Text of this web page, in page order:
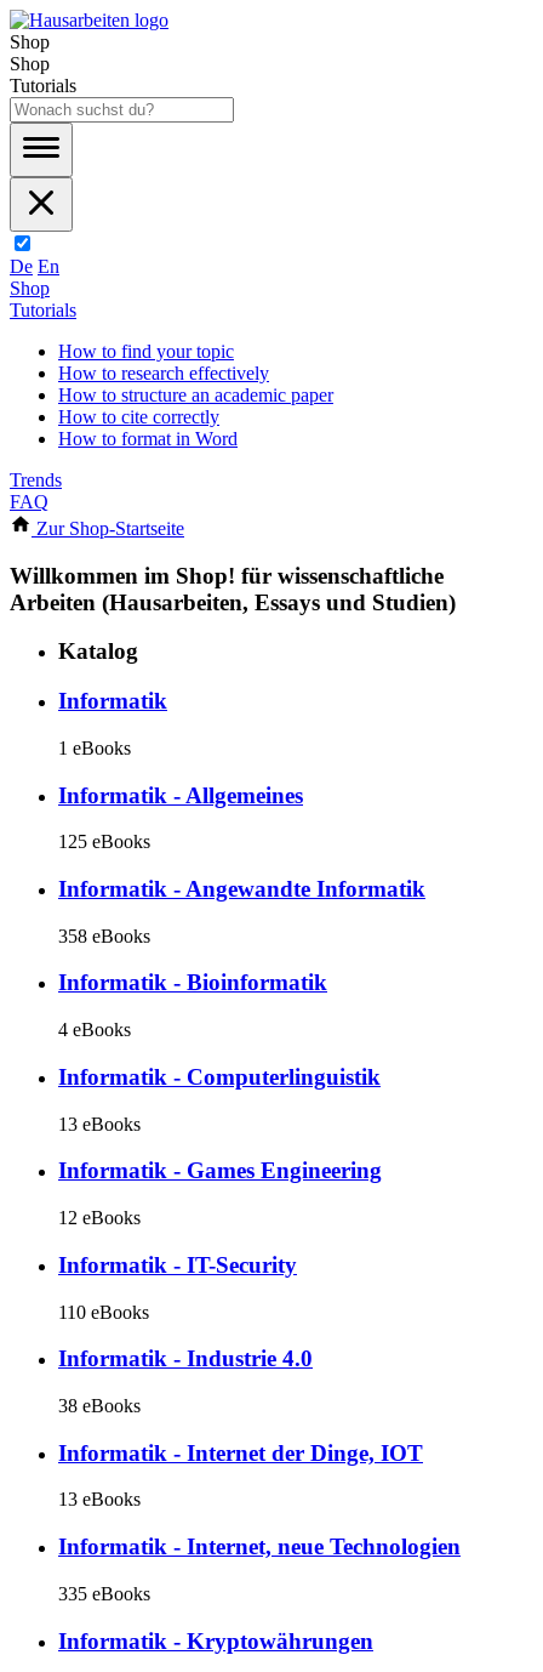
Shop
Shop
Tutorials
De En
Shop
Tutorials
How to find your topic
How to research effectively
How to structure an academic paper
How to cite correctly
How to format in Word
Trends
FAQ
Zur Shop-Startseite
Willkommen im Shop! für wissenschaftliche
Arbeiten (Hausarbeiten, Essays und Studien)
Katalog
Informatik
1 eBooks
Informatik - Allgemeines
125 eBooks
Informatik - Angewandte Informatik
358 eBooks
Informatik - Bioinformatik
4 eBooks
Informatik - Computerlinguistik
13 eBooks
Informatik - Games Engineering
12 eBooks
Informatik - IT-Security
110 eBooks
Informatik - Industrie 4.0
38 eBooks
Informatik - Internet der Dinge, IOT
13 eBooks
Informatik - Internet, neue Technologien
335 eBooks
Informatik - Kryptowährungen